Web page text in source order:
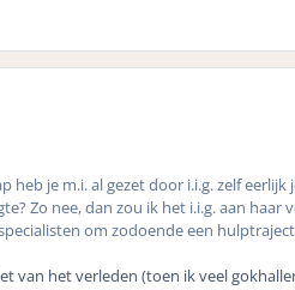
heb je m.i. al gezet door i.i.g. zelf
Zo nee, dan zou ik het i.i.g. aan
om zodoende een
van het verleden (toen ik veel